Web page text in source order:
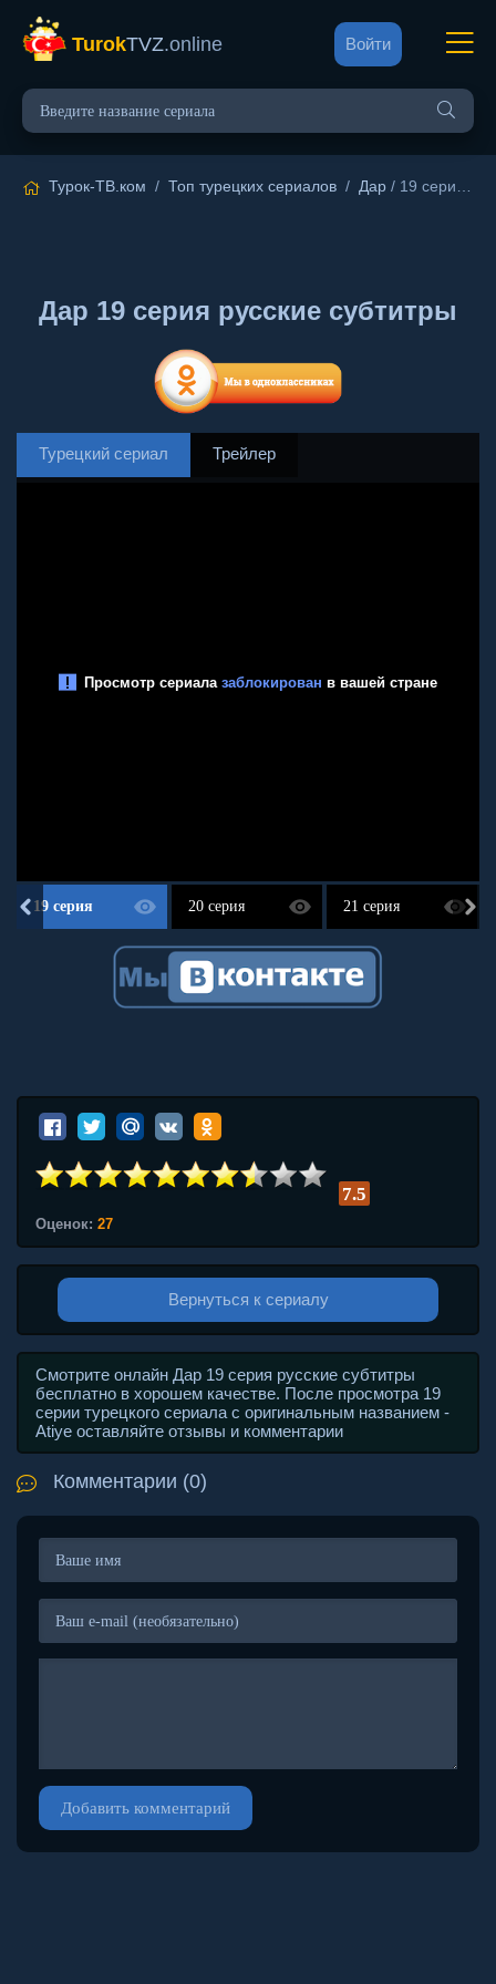
TurokTVZ.online Войти
Турок-ТВ.ком / Топ турецких сериалов / Дар / 19 серия русские субтитры
Дар 19 серия русские субтитры
Турецкий сериал Трейлер
19 серия 20 серия 21 серия
7.5
Оценок: 27
Вернуться к сериалу
Смотрите онлайн Дар 19 серия русские субтитры
бесплатно в хорошем качестве. После просмотра 19
серии турецкого сериала с оригинальным названием -
Atiye оставляйте отзывы и комментарии
Комментарии (0)
Добавить комментарий